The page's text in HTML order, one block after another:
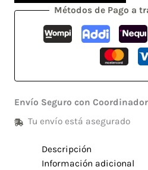
Métodos de Pago a
Envío Seguro con
Tu envío está asegurado
Descripción
Información adicional